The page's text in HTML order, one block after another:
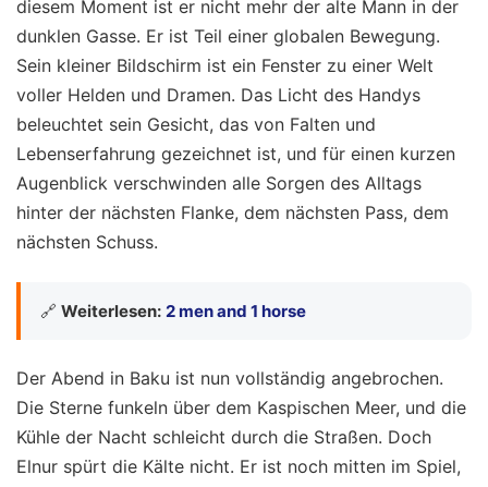
diesem Moment ist er nicht mehr der alte Mann in der
dunklen Gasse. Er ist Teil einer globalen Bewegung.
Sein kleiner Bildschirm ist ein Fenster zu einer Welt
voller Helden und Dramen. Das Licht des Handys
beleuchtet sein Gesicht, das von Falten und
Lebenserfahrung gezeichnet ist, und für einen kurzen
Augenblick verschwinden alle Sorgen des Alltags
hinter der nächsten Flanke, dem nächsten Pass, dem
nächsten Schuss.
🔗 Weiterlesen: 2 men and 1 horse
Der Abend in Baku ist nun vollständig angebrochen.
Die Sterne funkeln über dem Kaspischen Meer, und die
Kühle der Nacht schleicht durch die Straßen. Doch
Elnur spürt die Kälte nicht. Er ist noch mitten im Spiel,